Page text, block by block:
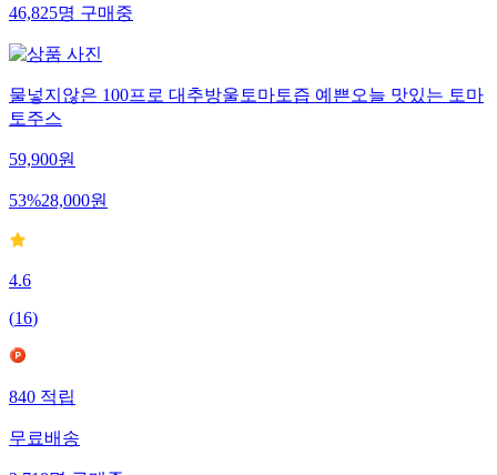
46,825명구매중
물넣지않은 100프로 대추방울토마토즙 예쁜오늘 맛있는 토마
토주스
59,900원
53%28,000원
4.6
(16)
840적립
무료배송